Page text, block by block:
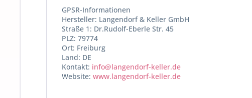
GPSR-Informationen
Hersteller: Langendorf & Keller GmbH
Straße 1: Dr.Rudolf-Eberle Str. 45
PLZ: 79774
Ort: Freiburg
Land: DE
Kontakt: info@langendorf-keller.de
Website: www.langendorf-keller.de